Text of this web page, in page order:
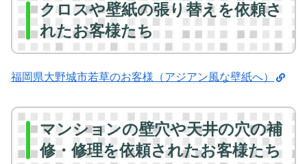
クロスや壁紙の張り替えを依頼さ
れたお客様たち
福岡県大野城市若草のお客様（アジアン風な壁紙へ）
マンションの壁穴や天井の穴の補
修・修理を依頼されたお客様たち